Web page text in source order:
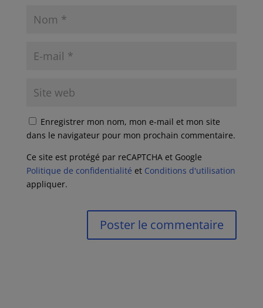
Enregistrer mon nom, mon e-mail et mon site
dans le navigateur pour mon prochain commentaire.
Ce site est protégé par reCAPTCHA et Google
Politique de confidentialité et Conditions d'utilisation
appliquer.